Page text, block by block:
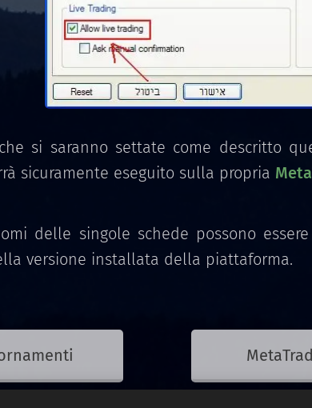
si saranno settate come descritto
sicuramente eseguito sulla propria
delle singole schede possono
versione installata della piattaforma.